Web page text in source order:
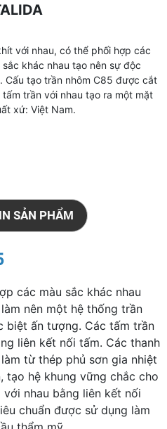
với nhau, có thể phối hợp các
khác nhau tạo nên sự độc
Cấu tạo trần nhôm C85 được cắt
trần với nhau tạo ra một mặt
xứ: Việt Nam.
SẢN PHẨM
các màu sắc khác nhau
nên một hệ thống trần
biệt ấn tượng. Các tấm trần
liên kết nối tấm. Các thanh
từ thép phủ sơn gia nhiệt
tạo hệ khung vững chắc cho
nhau bằng liên kết nối
chuẩn được sử dụng làm